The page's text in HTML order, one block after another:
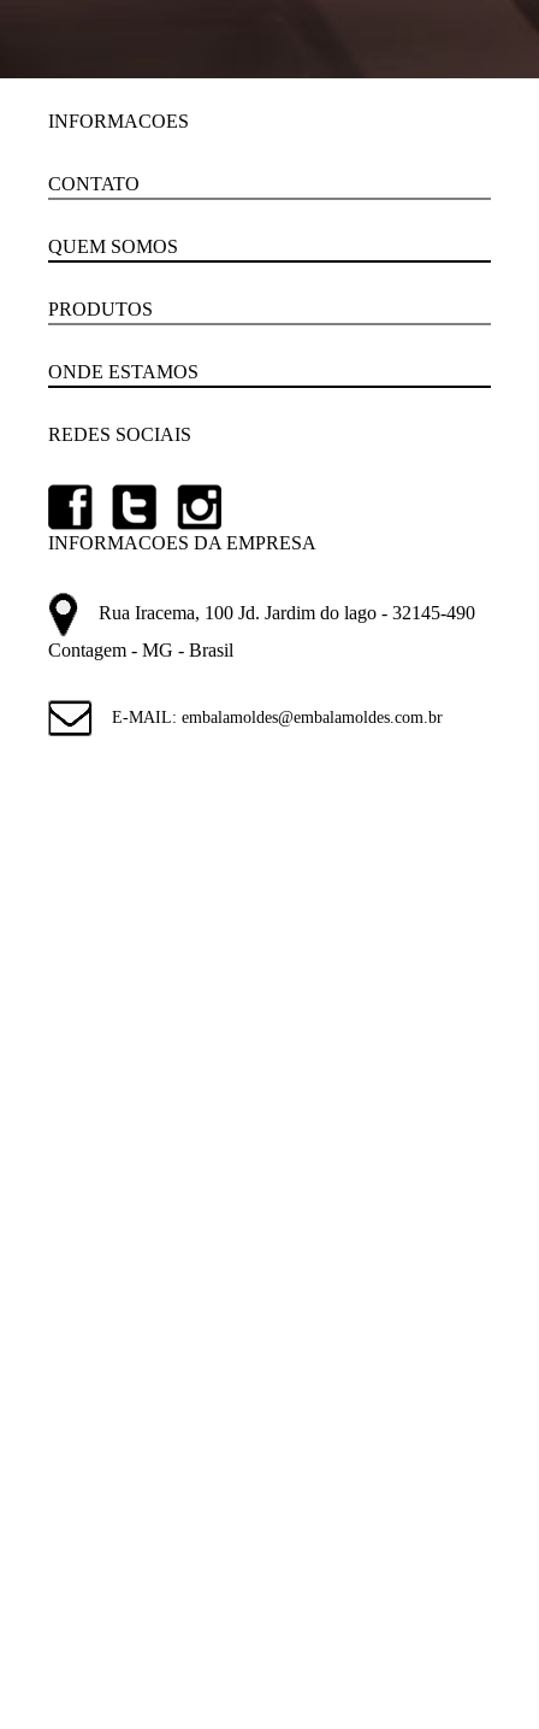
INFORMACOES
CONTATO
QUEM SOMOS
PRODUTOS
ONDE ESTAMOS
REDES SOCIAIS
INFORMACOES DA EMPRESA
Rua Iracema, 100 Jd. Jardim do lago - 32145-490
Contagem - MG - Brasil
E-MAIL: embalamoldes@embalamoldes.com.br